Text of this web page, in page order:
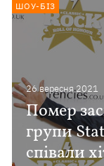
26 вересня 2021
Помер
групи
співали
ШОУ-БІЗ